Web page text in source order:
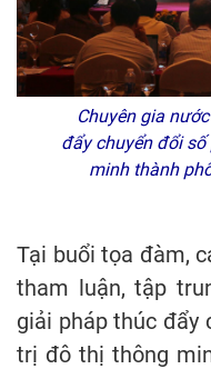
Chuyên gia
đẩy chuyển đổi
minh thành
Tại buổi tọa đàm,
tham luận, tập
giải pháp thúc đẩy
trị đô thị thông